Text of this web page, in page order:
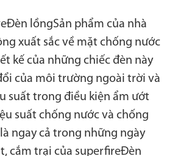
Đèn lồngSản phẩm của nhà
xuất sắc về mặt chống nước
kế của những chiếc đèn này
của môi trường ngoài trời và
suất trong điều kiện ẩm ướt
suất chống nước và chống
ngay cả trong những ngày
cắm trại của superfireĐèn